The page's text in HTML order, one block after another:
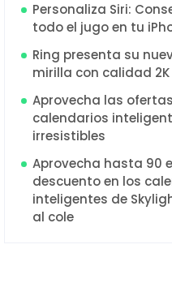
Personaliza Siri:
todo el jugo en tu
Ring presenta su
mirilla con calidad 2K
Aprovecha las
calendarios
irresistibles
Aprovecha hasta 90
descuento en los
inteligentes de
al cole